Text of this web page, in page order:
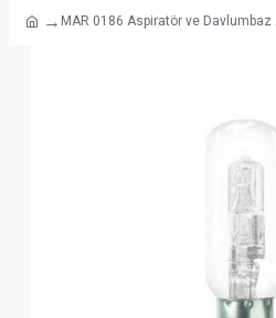
MAR 0186 Aspiratör ve Davlumbaz